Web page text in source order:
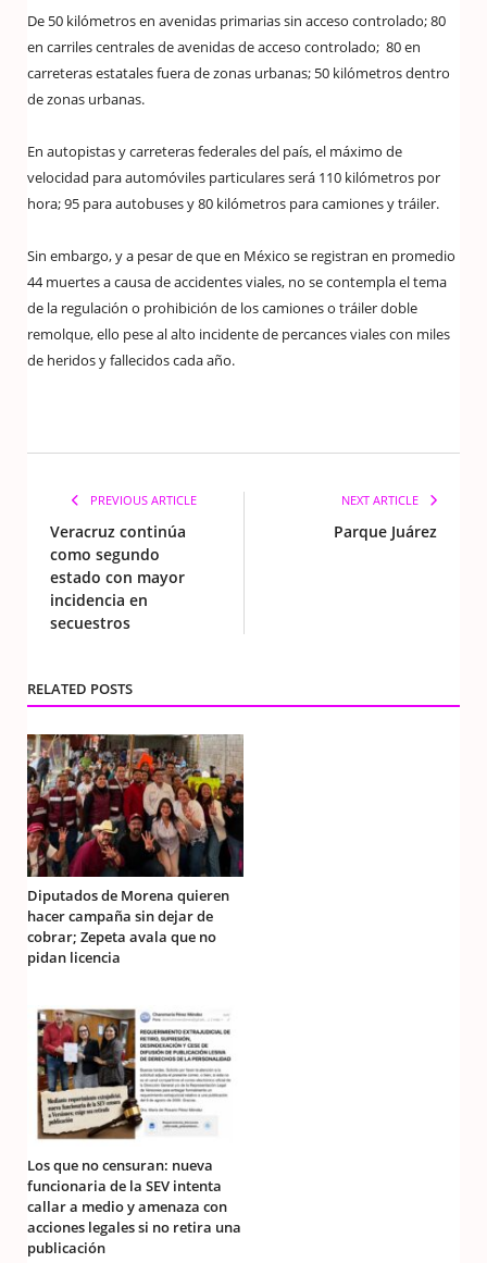
De 50 kilómetros en avenidas primarias sin acceso controlado; 80
en carriles centrales de avenidas de acceso controlado; 80 en
carreteras estatales fuera de zonas urbanas; 50 kilómetros dentro
de zonas urbanas.
En autopistas y carreteras federales del país, el máximo de
velocidad para automóviles particulares será 110 kilómetros por
hora; 95 para autobuses y 80 kilómetros para camiones y tráiler.
Sin embargo, y a pesar de que en México se registran en promedio
44 muertes a causa de accidentes viales, no se contempla el tema
de la regulación o prohibición de los camiones o tráiler doble
remolque, ello pese al alto incidente de percances viales con miles
de heridos y fallecidos cada año.
PREVIOUS ARTICLE
Veracruz continúa
como segundo
estado con mayor
incidencia en
secuestros
NEXT ARTICLE
Parque Juárez
RELATED POSTS
Diputados de Morena quieren
hacer campaña sin dejar de
cobrar; Zepeta avala que no
pidan licencia
Los que no censuran: nueva
funcionaria de la SEV intenta
callar a medio y amenaza con
acciones legales si no retira una
publicación